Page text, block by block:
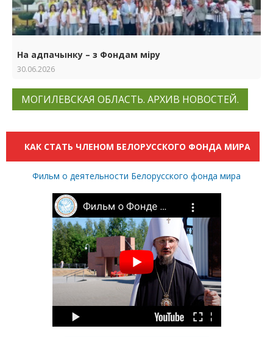
На адпачынку – з Фондам міру
30.06.2026
МОГИЛЕВСКАЯ ОБЛАСТЬ. АРХИВ НОВОСТЕЙ.
КАК СТАТЬ ЧЛЕНОМ БЕЛОРУССКОГО ФОНДА МИРА
Фильм о деятельности Белорусского фонда мира